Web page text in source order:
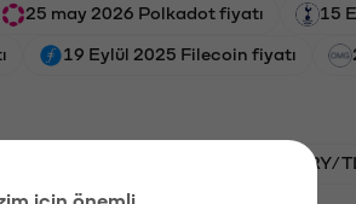
25 may 2026 Polkadot fiyatı 15
19 Eylül 2025 Filecoin fiyatı
VANRY/
için önemli